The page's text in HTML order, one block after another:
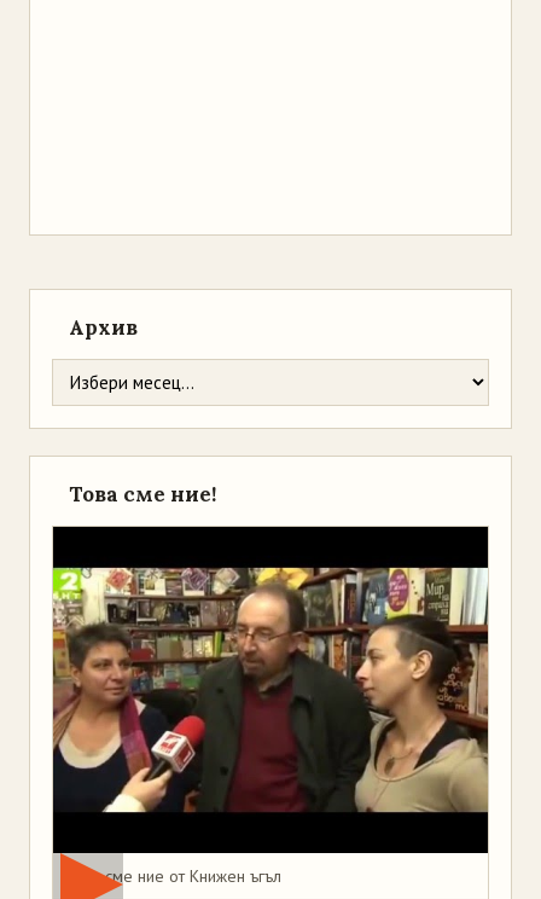
Архив
Това сме ние!
Това сме ние от Книжен ъгъл